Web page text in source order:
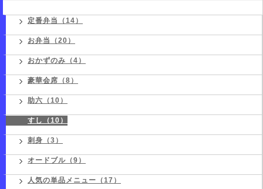
定番弁当（14）
お弁当（20）
おかずのみ（4）
豪華会席（8）
助六（10）
すし（10）
刺身（3）
オードブル（9）
人気の単品メニュー（17）